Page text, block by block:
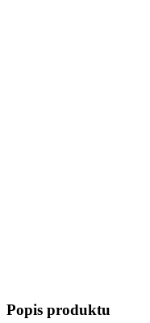
Popis produktu